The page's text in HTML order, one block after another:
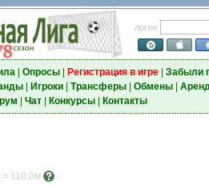
логин
| Опросы| Регистрация в игре| Забыли
| Игроки| Трансферы| Обмены|
Чат| Конкурсы| Контакты
= 110.0м